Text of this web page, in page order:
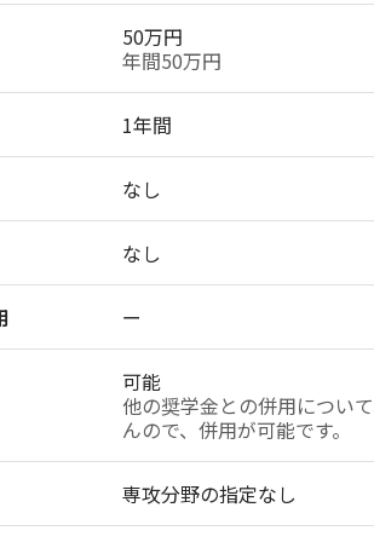
50万円
なし
なし
ー
可能
他の奨学金との併用につい
専攻分野の指定なし